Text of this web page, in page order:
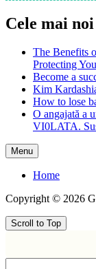
Cele mai
The Benefits
Protecting
Become a
Kim
How to lose
O angajată a
VI0LATA.
Menu
Home
Copyright © 2026
Scroll to Top